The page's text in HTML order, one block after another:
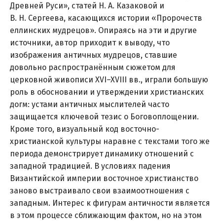
Древней Руси», статей Н. А. Казаковой и
В. Н. Сергеева, касающихся истории «Пророчеств
еллинских мудрецов». Опираясь на эти и другие
источники, автор приходит к выводу, что
изображения античных мудрецов, ставшие
довольно распространённым сюжетом для
церковной живописи XVI–XVIII вв., играли большую
роль в обосновании и утверждении христианских
догм: устами античных мыслителей часто
защищается ключевой тезис о Боговоплощении.
Кроме того, визуальный код восточно-
христианской культуры наравне с текстами того же
периода демонстрирует динамику отношений с
западной традицией. В условиях падения
Византийской империи восточное христианство
заново выстраивало свои взаимоотношения с
западным. Интерес к фигурам античности является
в этом процессе сближающим фактом, но на этом